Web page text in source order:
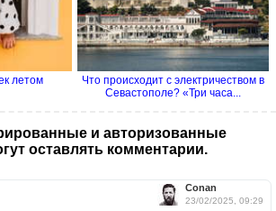
летом
Что происходит с электричеством в
Севастополе? «Три часа...
и авторизованные
оставлять комментарии.
Conan
23/02/2025, 09:29